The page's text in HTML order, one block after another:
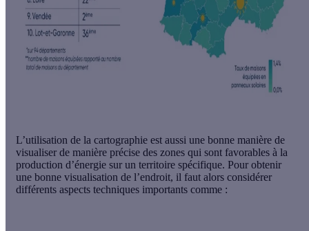
L’utilisation de la cartographie est aussi une bonne manière de
visualiser de manière précise des zones qui sont favorables à la
production d’énergie sur un territoire spécifique. Pour obtenir
une bonne visualisation de l’endroit, il faut alors considérer
différents aspects techniques importants comme :